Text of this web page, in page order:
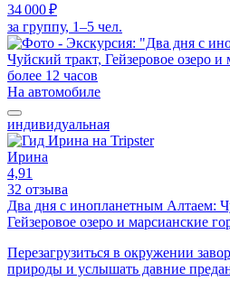
34 000 ₽
за группу, 1–5 чел.
более 12 часов
На автомобиле
индивидуальная
Ирина
4,91
32 отзыва
Два дня с инопланетным Алтаем:
Гейзеровое озеро и марсианские
Перезагрузиться в окружении
природы и услышать давние